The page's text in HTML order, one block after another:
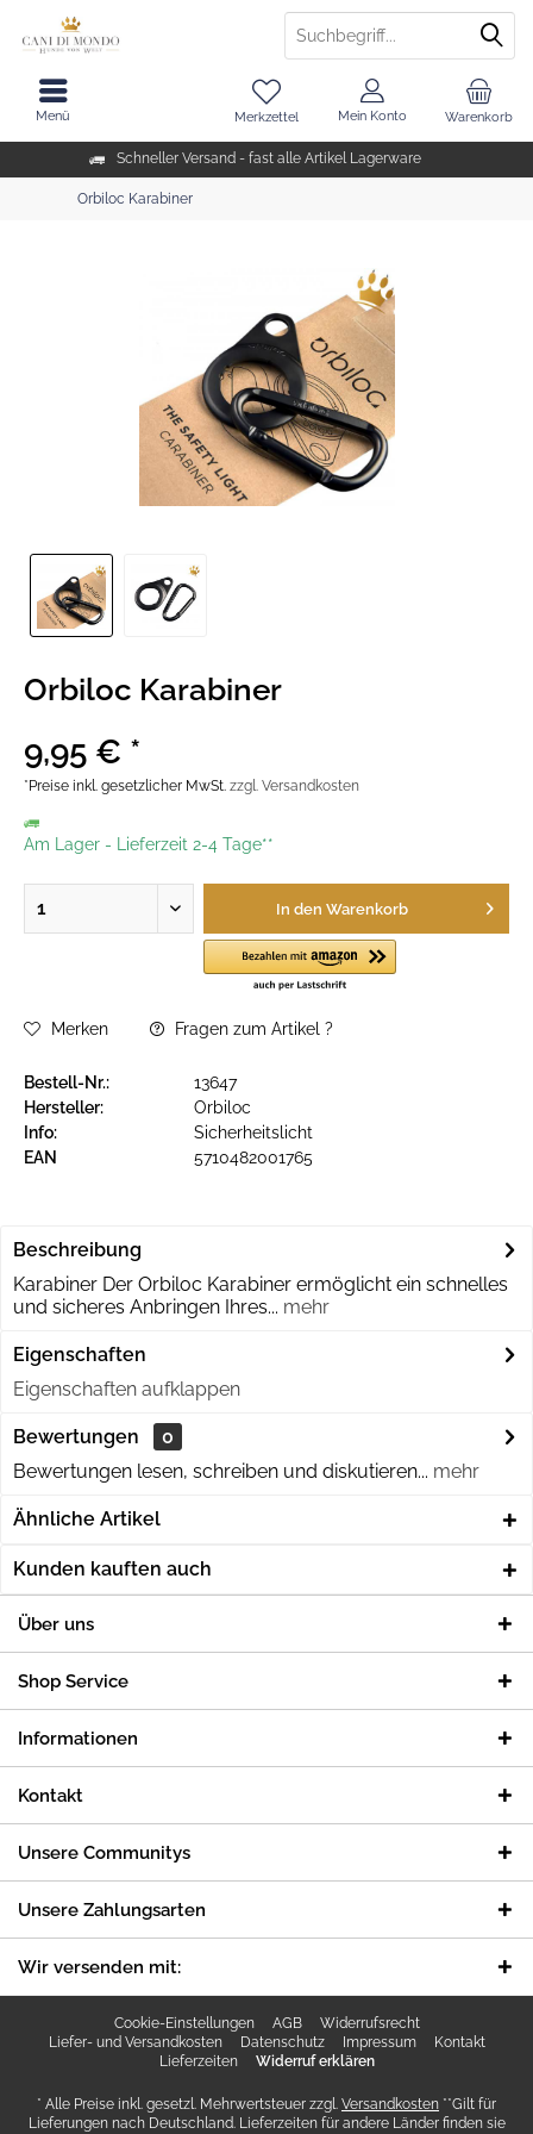
Schneller Versand - fast alle Artikel Lagerware
Warenkorb
Merkzettel Mein Konto
Menü
Orbiloc Karabiner
Orbiloc Karabiner
9,95 € *
*Preise inkl. gesetzlicher MwSt. zzgl. Versandkosten
Am Lager - Lieferzeit 2-4 Tage**
In den Warenkorb
Merken Fragen zum Artikel ?
Bestell-Nr.:
13647
Hersteller:
Orbiloc
Info:
Sicherheitslicht
EAN
5710482001765
Beschreibung
Karabiner Der Orbiloc Karabiner ermöglicht ein schnelles
und sicheres Anbringen Ihres... mehr
Eigenschaften
Eigenschaften aufklappen
Bewertungen
0
Bewertungen lesen, schreiben und diskutieren... mehr
Ähnliche Artikel
Kunden kauften auch
Über uns
Shop Service
Informationen
Kontakt
Unsere Communitys
Unsere Zahlungsarten
Wir versenden mit:
Cookie-Einstellungen AGB
Widerrufsrecht
Liefer- und Versandkosten
Datenschutz Impressum
Kontakt
Lieferzeiten
Widerruf erklären
* Alle Preise inkl. gesetzl. Mehrwertsteuer zzgl. Versandkosten **Gilt für
Lieferungen nach Deutschland. Lieferzeiten für andere Länder finden sie